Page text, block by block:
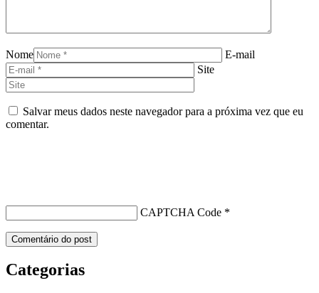
Nome
E-mail
Site
Salvar meus dados neste navegador para a próxima vez que eu
comentar.
CAPTCHA Code *
Categorias